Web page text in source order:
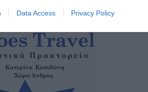
Data Access Privacy Policy